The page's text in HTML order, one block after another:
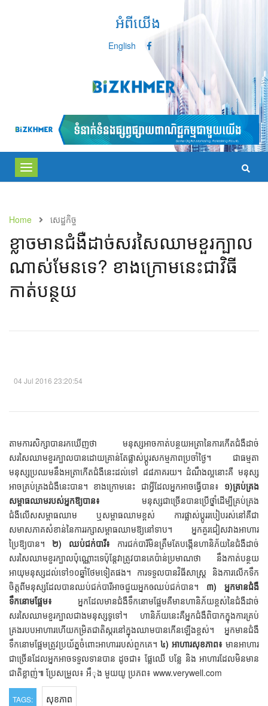
អំពីយើង
English
Toggle
navigation
Home សេដ្ឋកិច្ច
ខ្លាចមានជំងឺដាច់សរសៃឈាមខួរក្បាល
ណាស់មែនទេ? ខាងក្រោមនេះជាវិធី
កាត់បន្ថយ​
04 Jul 2016 23:20:54
តាមការសិក្សាបានរកឃើញថា មនុស្សអាចកាត់បន្ថយអត្រានៃការកើតជំងឺដាច់
សរសៃឈាមខួរក្បាលបានដោយគ្រាន់តែផ្លាស់ប្តូរសកម្មភាពប្រចាំថ្ងៃ។ ជាធម្មតា
មនុស្សប្រឈមនឹងអត្រាកើតជំងឺនេះដល់ទៅ ៨៨ភាគរយ។ ដំណឹងល្អនោះគឺ មនុស្ស
អាចគ្រប់គ្រងជំងឺនេះបាន។ ខាងក្រោមនេះ ជាអ្វីដែលអ្នកអាចធ្វើបាន៖ ១)គ្រប់គ្រង
សម្ពាធឈាមរបស់អ្នកឱ្យបាន៖ មនុស្សជាច្រើនបានប្រើថ្នាំដើម្បីគ្រប់គ្រង
ជំងឺលើសសម្ពាធឈាម ឬសម្ពាធឈាមខ្ពស់ ការផ្លាស់ប្តូររបៀបរស់នៅគឺជា
សមាសភាគសំខាន់នៃការរក្សាសម្ពាធឈាមឱ្យនៅទាប។ អ្នកគួរជៀសវាងអាហារ
ប្រៃឱ្យបាន។ ២) ឈប់ជក់បារី៖ ការជក់បារីមិនត្រឹមតែបង្កើនហានិភ័យនៃជំងឺដាច់
សរសៃឈាមខួរក្បាលប៉ុណ្ណោះទេប៉ុន្តែវាត្រូវបានគេប៉ាន់ប្រមាណថា នឹងកាត់បន្ថយ
អាយុមនុស្សដល់ទៅ១០ឆ្នាំថែមទៀតផង។ ការទទួលបានវិធីសាស្ត្រ និងការលើកទឹក
ចិត្តពីមនុស្សដែលបានឈប់ជក់បារីអាចជួយអ្នកឲឈប់ជក់បាន។ ៣) អ្នកមានជំងឺ
ទឹកនោមផ្អែម៖ អ្នកដែលមានជំងឺទឹកនោមផ្អែមគឺមានហានិភ័យខ្ពស់នៃជំងឺដាច់
សរសៃឈាមខួរក្បាលជាងមនុស្សទូទៅ។ ហានិភ័យនេះគឺអ្នកជំងឺពិបាកក្នុងការគ្រប់
គ្រងរបបអាហារហើយកម្រិតជាតិស្ករនៅក្នុងឈាមបានកើនឡើងខ្ពស់។ អ្នកមានជំងឺ
ទឹកនោមផ្អែមត្រូវប្រយ័ត្នចំពោះអាហាររបស់ពួកគេ។ ៤) អាហារសុខភាព៖ មានអាហារ
ជាច្រើនដែលអ្នកអាចទទួលទានបាន ដូចជា៖ ផ្លែឈើ បន្លែ និង អាហារដែលមិនមាន
ជាតិខ្លាញ់៕ ប្រែសម្រួល៖ អឹុង មួយយូ ប្រភព៖ www.verywell.com
TAGS: សុខភាព